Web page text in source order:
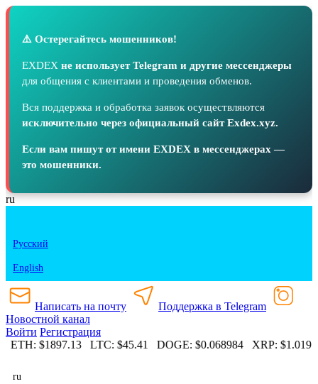
⚠️ Остерегайтесь мошенников!
EXDEX не использует Telegram и другие мессенджеры
для общения с клиентами и проведения обменов.
Вся поддержка и обработка заявок осуществляются
исключительно через официальный сайт Exdex.xyz.
Если вам пишут от имени EXDEX в мессенджерах —
это мошенники.
ru
Русский
English
Написать на почту
Поддержка в Telegram
Новостной канал
Войти Регистрация
ETH:$1897.13 LTC:$45.41 DOGE:$0.068984 XRP:$1.019
ru